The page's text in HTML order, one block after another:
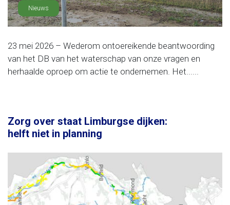
Nieuws
23 mei 2026 – Wederom ontoereikende beantwoording
van het DB van het waterschap van onze vragen en
herhaalde oproep om actie te ondernemen. Het......
Zorg over staat Limburgse dijken:
helft niet in planning